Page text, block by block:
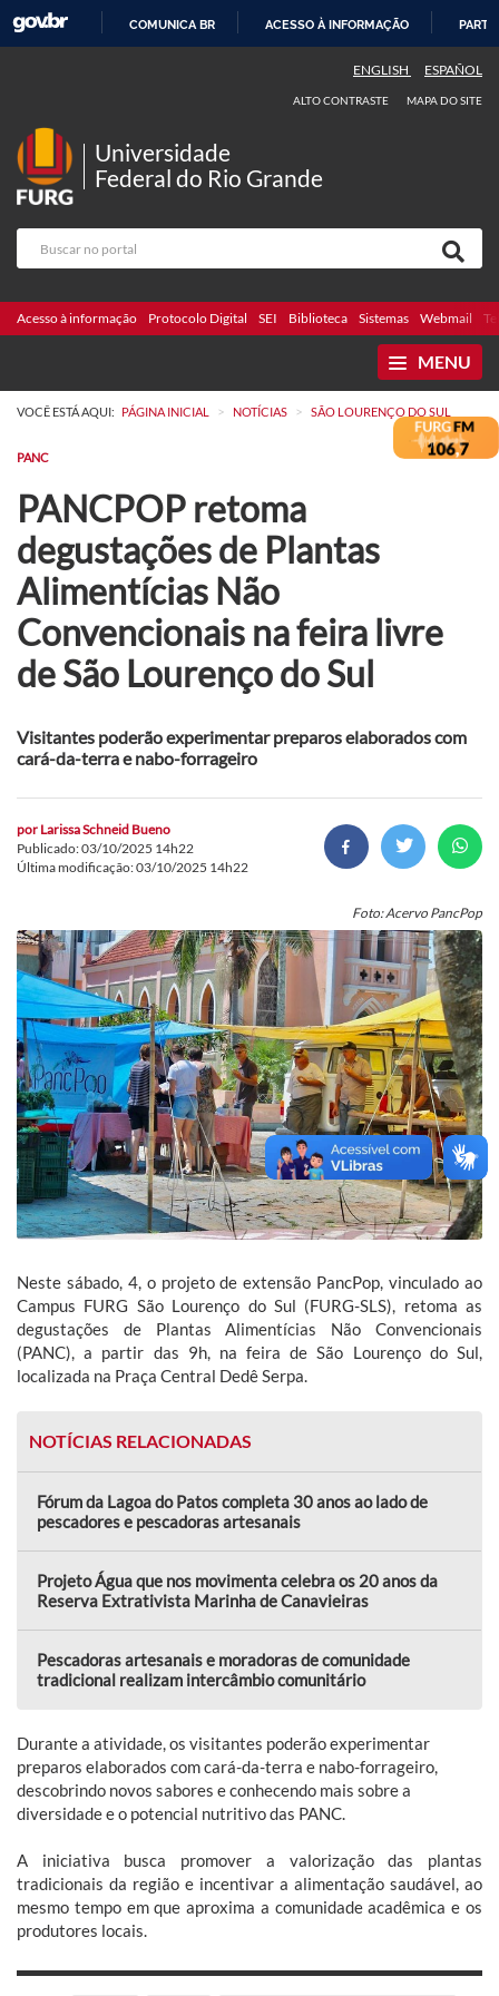
COMUNICA BR ACESSO À INFORMAÇÃO
ENGLISH ESPAÑOL
ALTO CONTRASTE MAPA DO SITE
Universidade
Federal do Rio Grande
Acesso à informação Protocolo Digital SEI Biblioteca Sistemas Webmail
MENU
VOCÊ ESTÁ AQUI: PÁGINA INICIAL > NOTÍCIAS > SÃO LOURENÇO DO SUL
PANC
PANCPOP retoma
degustações de Plantas
Alimentícias Não
Convencionais na feira livre
de São Lourenço do Sul
Visitantes poderão experimentar preparos elaborados com
cará-da-terra e nabo-forrageiro
por Larissa Schneid Bueno
Publicado: 03/10/2025 14h22
Última modificação: 03/10/2025 14h22
Foto: Acervo PancPop
Neste sábado, 4, o projeto de extensão PancPop, vinculado ao
Campus FURG São Lourenço do Sul (FURG-SLS), retoma as
degustações de Plantas Alimentícias Não Convencionais
(PANC), a partir das 9h, na feira de São Lourenço do Sul,
localizada na Praça Central Dedê Serpa.
NOTÍCIAS RELACIONADAS
Fórum da Lagoa do Patos completa 30 anos ao lado de
pescadores e pescadoras artesanais
Projeto Água que nos movimenta celebra os 20 anos da
Reserva Extrativista Marinha de Canavieiras
Pescadoras artesanais e moradoras de comunidade
tradicional realizam intercâmbio comunitário
Durante a atividade, os visitantes poderão experimentar
preparos elaborados com cará-da-terra e nabo-forrageiro,
descobrindo novos sabores e conhecendo mais sobre a
diversidade e o potencial nutritivo das PANC.
A iniciativa busca promover a valorização das plantas
tradicionais da região e incentivar a alimentação saudável, ao
mesmo tempo em que aproxima a comunidade acadêmica e os
produtores locais.